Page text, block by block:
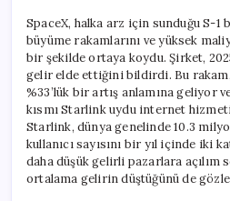
SpaceX, halka arz için sunduğu S-1
büyüme rakamlarını ve yüksek
bir şekilde ortaya koydu. Şirket,
gelir elde ettiğini bildirdi. Bu
%33’lük bir artış anlamına geliyor
kısmı Starlink uydu internet
Starlink, dünya genelinde 10.3
kullanıcı sayısını bir yıl içinde iki
daha düşük gelirli pazarlara açılım
ortalama gelirin düştüğünü de